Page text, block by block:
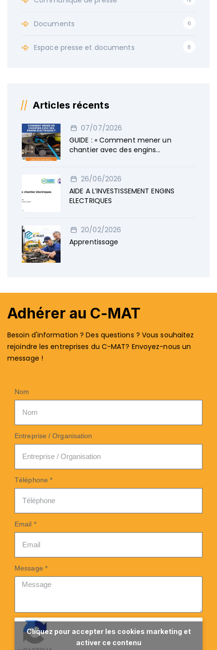
Documents 6
Espace presse et documents 8
Articles récents
07/07/2026
GUIDE : « Comment mener un
chantier avec des engins
26/06/2026
AIDE A L’INVESTISSEMENT ENGINS
ELECTRIQUES
20/02/2026
Apprentissage
Adhérer au C-MAT
Besoin d'information ? Des questions ? Vous souhaitez
rejoindre les entreprises du C-MAT? Envoyez-nous un
message !
Nom
Entreprise / Organisation
Téléphone *
Email *
Message *
Cliquez pour accepter les cookies marketing et
activer ce contenu